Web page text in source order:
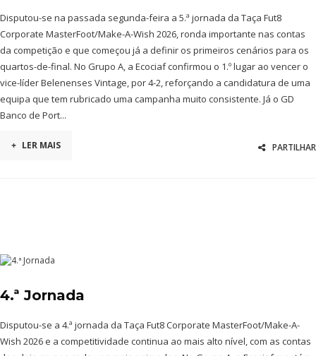
Disputou-se na passada segunda-feira a 5.ª jornada da Taça Fut8
Corporate MasterFoot/Make-A-Wish 2026, ronda importante nas contas
da competição e que começou já a definir os primeiros cenários para os
quartos-de-final. No Grupo A, a Ecociaf confirmou o 1.º lugar ao vencer o
vice-líder Belenenses Vintage, por 4-2, reforçando a candidatura de uma
equipa que tem rubricado uma campanha muito consistente. Já o GD
Banco de Port...
+ LER MAIS PARTILHAR
4.ª Jornada
Disputou-se a 4.ª jornada da Taça Fut8 Corporate MasterFoot/Make-A-
Wish 2026 e a competitividade continua ao mais alto nível, com as contas